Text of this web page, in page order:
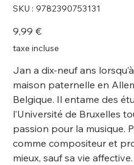
SKU : SKU
9782390753131
9782390753131
Prix
9,99 €
taxe incluse
Jan a dix-neuf ans
maison paternelle en
Belgique. Il entame des
l’Université de Bruxelles
passion pour la musique.
comme compositeur et
mieux, sauf sa vie